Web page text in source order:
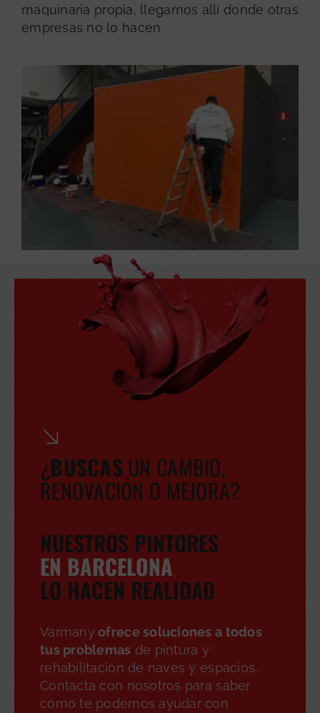
maquinaria propia, llegamos allí donde otras
empresas no lo hacen.
¿BUSCASUN CAMBIO,
RENOVACIÓN O MEJORA?
NUESTROS PINTORES
EN BARCELONA
LO HACEN REALIDAD
Varmany ofrece soluciones a todos
tus problemas de pintura y
rehabilitación de naves y espacios.
Contacta con nosotros para saber
cómo te podemos ayudar con